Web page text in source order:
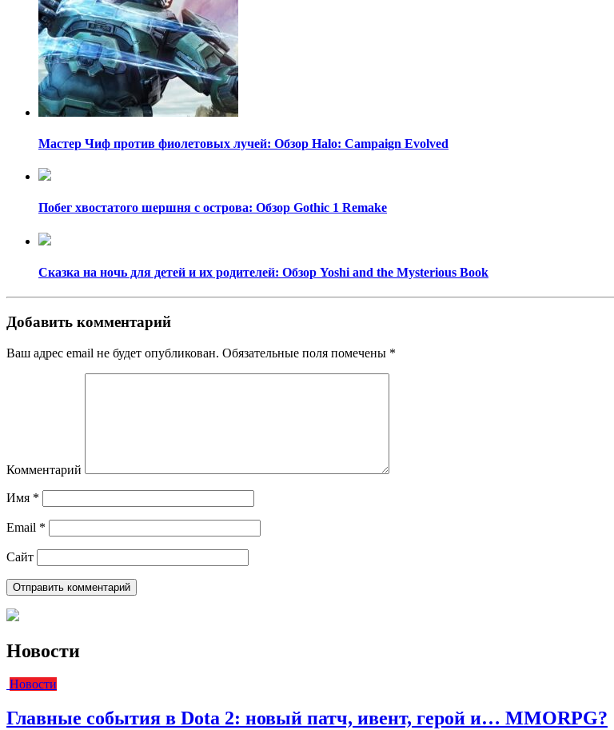
Мастер Чиф против фиолетовых лучей: Обзор Halo: Campaign Evolved
Побег хвостатого шершня с острова: Обзор Gothic 1 Remake
Сказка на ночь для детей и их родителей: Обзор Yoshi and the Mysterious Book
Добавить комментарий
Ваш адрес email не будет опубликован. Обязательные поля помечены *
Комментарий
Имя *
Email *
Сайт
Новости
Новости
Главные события в Dota 2: новый патч, ивент, герой и… MMORPG?